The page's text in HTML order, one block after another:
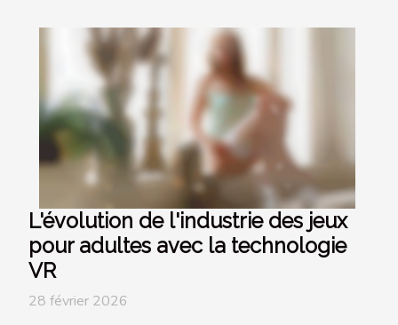
L'évolution de l'industrie des jeux
pour adultes avec la technologie
VR
28 février 2026